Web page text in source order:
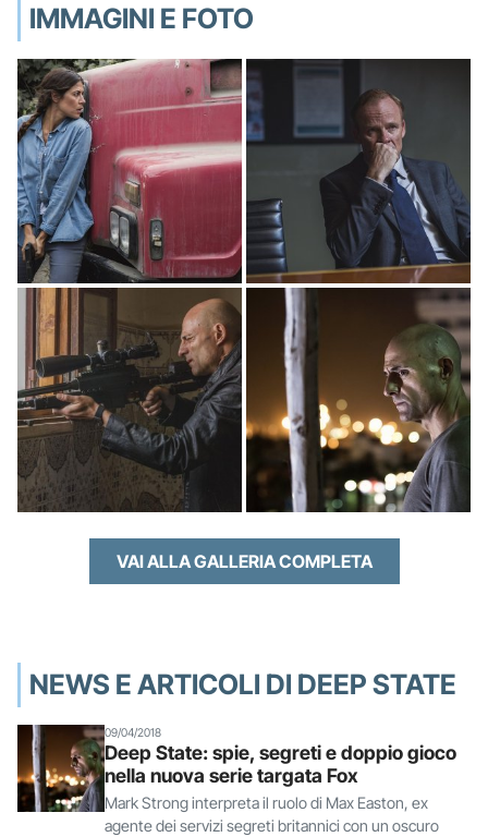
IMMAGINI E FOTO
VAI ALLA GALLERIA COMPLETA
NEWS E ARTICOLI DI DEEP STATE
09/04/2018
Deep State: spie, segreti e doppio gioco
nella nuova serie targata Fox
Mark Strong interpreta il ruolo di Max Easton, ex
agente dei servizi segreti britannici con un oscuro